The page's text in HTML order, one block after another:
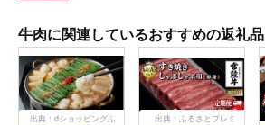
牛肉に関連しているおすすめの返礼品
出典：dショッピングふ
出典：ふるさとプレミ